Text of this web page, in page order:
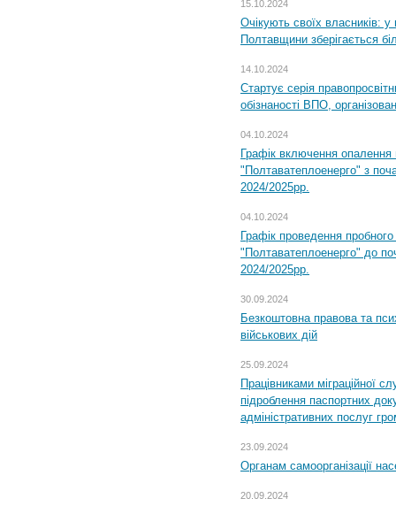
15.10.2024
Очікують своїх власників: у
Полтавщини зберігається
14.10.2024
Стартує серія
обізнаності ВПО,
04.10.2024
Графік включення
"Полтаватеплоенерго" з
2024/2025рр.
04.10.2024
Графік проведення
"Полтаватеплоенерго" до
2024/2025рр.
30.09.2024
Безкоштовна правова та
військових дій
25.09.2024
Працівниками міграційної
підроблення паспортних
адміністративних послуг
23.09.2024
Органам самоорганізації
20.09.2024